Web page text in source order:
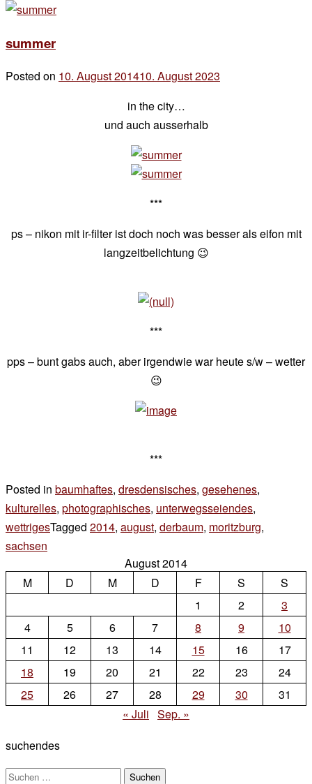
summer
Posted on 10. August 201410. August 2023
in the city…
und auch ausserhalb
***
ps – nikon mit ir-filter ist doch noch was besser als eifon mit
langzeitbelichtung 😉
***
pps – bunt gabs auch, aber irgendwie war heute s/w – wetter
😉
***
Posted in baumhaftes, dresdensisches, gesehenes,
kulturelles, photographisches, unterwegsseiendes,
wettrigesTagged 2014, august, derbaum, moritzburg,
sachsen
summer
August 2014
M
D M D F S
S
1
2
3
4
5 6 7 8 9
10
11
12 13 14 15 16
17
18
19 20 21 22 23
24
25
26 27 28 29 30
31
« Juli Sep. »
suchendes
Suchen